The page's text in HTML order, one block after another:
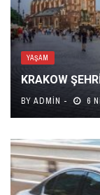
YAŞAM
KRAKOW
BY ADMIN 6